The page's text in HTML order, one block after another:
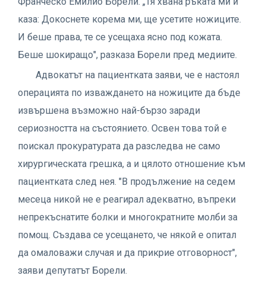
каза: Докоснете корема ми, ще усетите ножиците.
И беше права, те се усещаха ясно под кожата.
Беше шокиращо", разказа Борели пред медиите.
Адвокатът на пациентката заяви, че е настоял
операцията по изваждането на ножиците да бъде
извършена възможно най-бързо заради
сериозността на състоянието. Освен това той е
поискал прокуратурата да разследва не само
хирургическата грешка, а и цялото отношение към
пациентката след нея. "В продължение на седем
месеца никой не е реагирал адекватно, въпреки
непрекъснатите болки и многократните молби за
помощ. Създава се усещането, че някой е опитал
да омаловажи случая и да прикрие отговорност",
заяви депутатът Борели.